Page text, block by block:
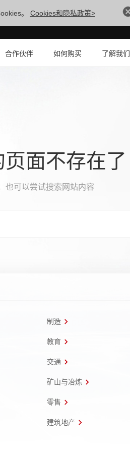
。 Cookies和隐私政策>
合作伙伴 如何购买 了解我们
面不存在了
也可以尝试搜索网站内容
制造
教育
交通
矿山与冶炼
零售
建筑地产